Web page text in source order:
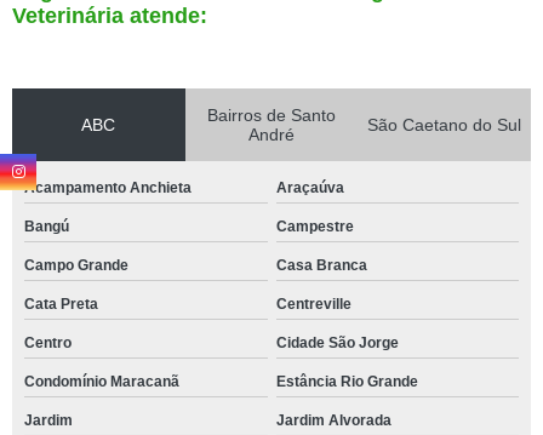
Veterinária atende:
ABC
Bairros de Santo
André
São Caetano do Sul
Acampamento Anchieta Araçaúva
Bangú Campestre
Campo Grande Casa Branca
Cata Preta Centreville
Centro Cidade São Jorge
Condomínio Maracanã Estância Rio Grande
Jardim Jardim Alvorada